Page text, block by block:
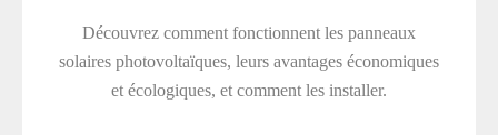
Découvrez comment fonctionnent les panneaux
solaires photovoltaïques, leurs avantages économiques
et écologiques, et comment les installer.